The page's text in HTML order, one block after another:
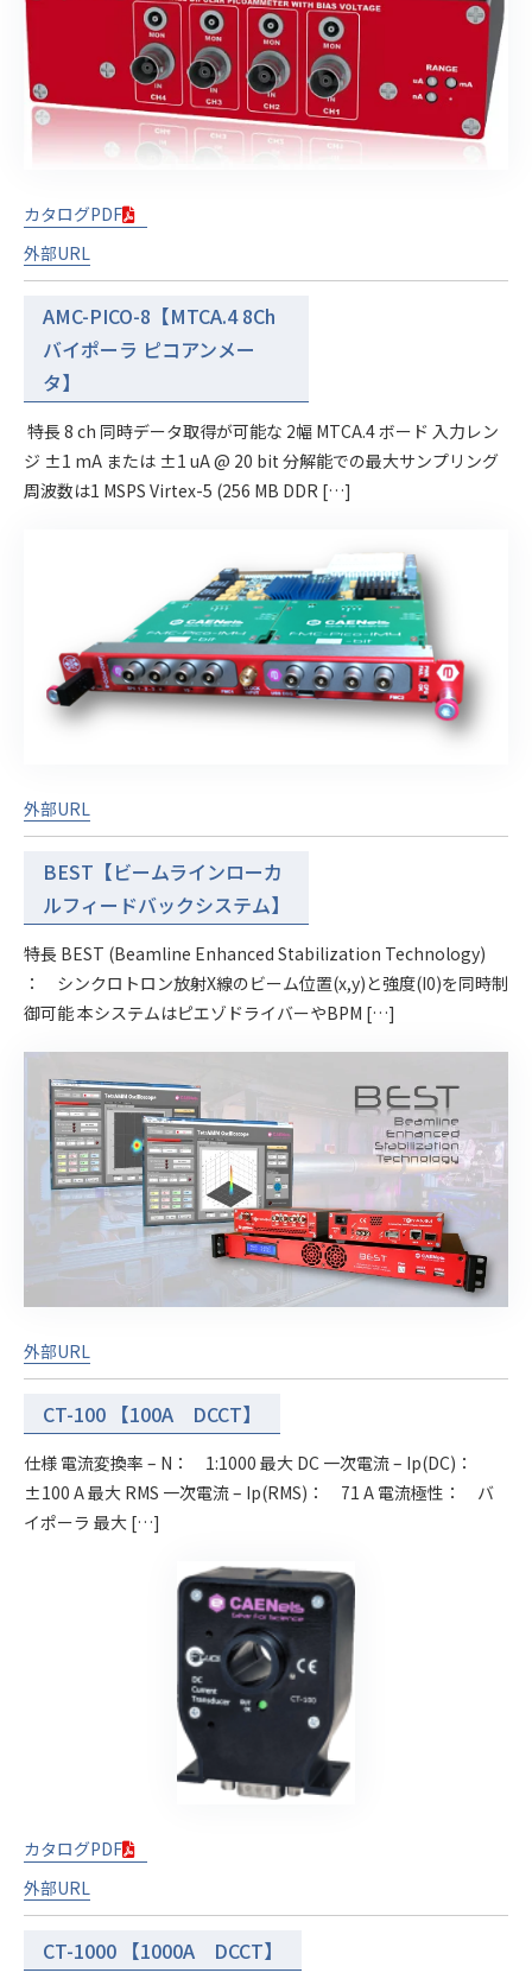
カタログPDF
外部URL
AMC-PICO-8【MTCA.4 8Ch
バイポーラ ピコアンメー
タ】
特長 8 ch 同時データ取得が可能な 2幅 MTCA.4 ボード 入力レン
ジ ±1 mA または ±1 uA @ 20 bit 分解能での最大サンプリング
周波数は1 MSPS Virtex-5 (256 MB DDR […]
外部URL
BEST【ビームラインローカ
ルフィードバックシステム】
特長 BEST (Beamline Enhanced Stabilization Technology)
： シンクロトロン放射X線のビーム位置(x,y)と強度(I0)を同時制
御可能 本システムはピエゾドライバーやBPM […]
外部URL
CT-100 【100A DCCT】
仕様 電流変換率 – N： 1:1000 最大 DC 一次電流 – Ip(DC)：
±100 A 最大 RMS 一次電流 – Ip(RMS)： 71 A 電流極性： バ
イポーラ 最大 […]
カタログPDF
外部URL
CT-1000 【1000A DCCT】